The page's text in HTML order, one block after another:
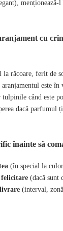
menționează-l
cu
la răcoare, ferit de
este în
tulpinile când este
dacă parfumul
înainte să
(în special la
felicitare (dacă sunt
livrare (interval,